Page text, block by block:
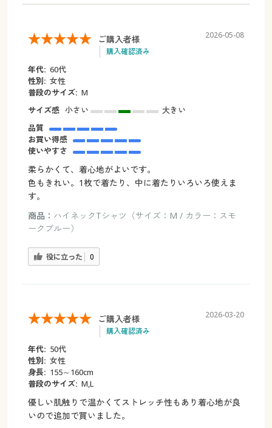
ご購入者様
購入確認済み
2026-05-08
年代: 60代
性別: 女性
普段のサイズ: M
サイズ感 小さい
大きい
品質
お買い得感
使いやすさ
柔らかくて、着心地がよいです。
色もきれい。1枚で着たり、中に着たりいろいろ使えま
す。
商品： ハイネックTシャツ（サイズ：M / カラー：スモ
ークブルー）
役に立った 0
ご購入者様
購入確認済み
2026-03-20
年代: 50代
性別: 女性
身長: 155～160cm
普段のサイズ: M,L
優しい肌触りで温かくてストレッチ性もあり着心地が良
いので追加で買いました。